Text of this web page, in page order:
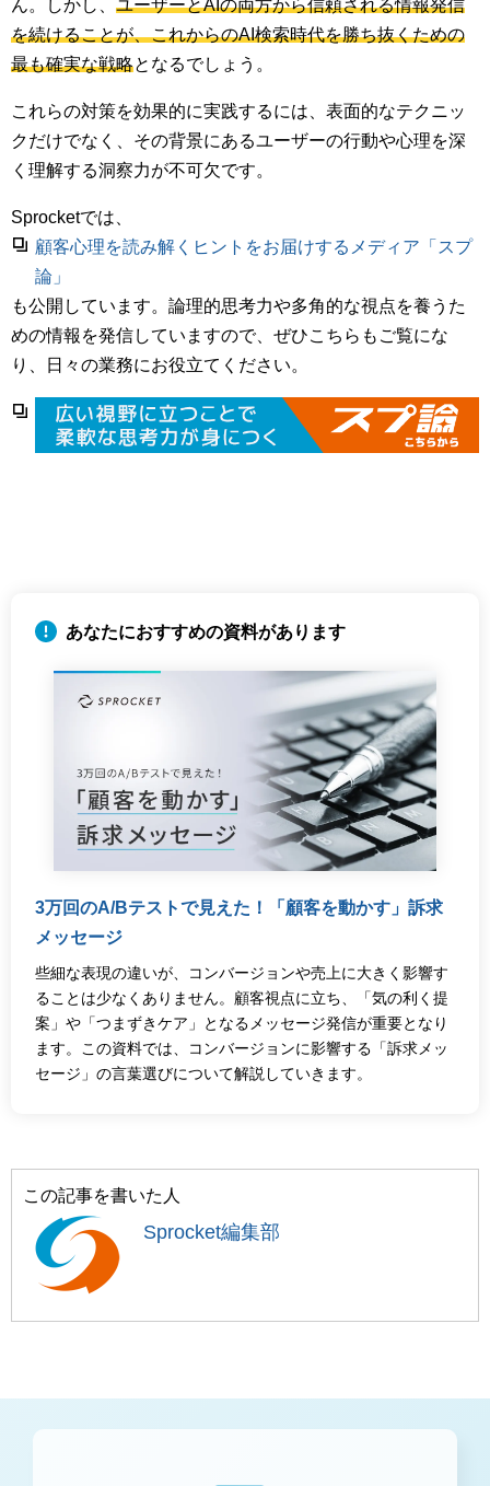
ん。しかし、 ユーザーとAIの両方から信頼される情報発信
を続けることが、これからのAI検索時代を勝ち抜くための
最も確実な戦略となるでしょう。
これらの対策を効果的に実践するには、表面的なテクニッ
クだけでなく、その背景にあるユーザーの行動や心理を深
く理解する洞察力が不可欠です。
Sprocketでは、
顧客心理を読み解くヒントをお届けするメディア「スプ
論」
も公開しています。論理的思考力や多角的な視点を養うた
めの情報を発信していますので、ぜひこちらもご覧にな
り、日々の業務にお役立てください。
3万回のA/Bテストで見えた！「顧客を動かす」訴求
メッセージ
些細な表現の違いが、コンバージョンや売上に大きく影響す
ることは少なくありません。顧客視点に立ち、「気の利く提
案」や「つまずきケア」となるメッセージ発信が重要となり
ます。この資料では、コンバージョンに影響する「訴求メッ
セージ」の言葉選びについて解説していきます。
この記事を書いた人
Sprocket編集部